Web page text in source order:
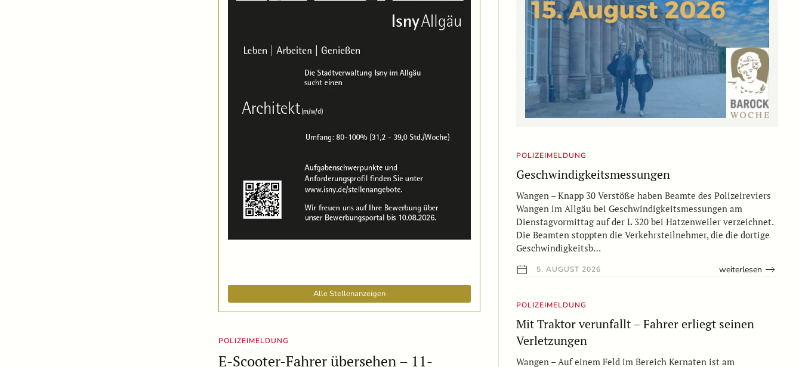
Alle Stellenanzeigen
POLIZEIMELDUNG
E-Scooter-Fahrer übersehen – 11-
POLIZEIMELDUNG
Geschwindigkeitsmessungen
Wangen – Knapp 30 Verstöße haben Beamte des Polizeireviers
Wangen im Allgäu bei Geschwindigkeitsmessungen am
Dienstagvormittag auf der L 320 bei Hatzenweiler verzeichnet.
Die Beamten stoppten die Verkehrsteilnehmer, die die dortige
Geschwindigkeitsb…
5. AUGUST 2026 weiterlesen
POLIZEIMELDUNG
Mit Traktor verunfallt – Fahrer erliegt seinen
Verletzungen
Wangen – Auf einem Feld im Bereich Kernaten ist am